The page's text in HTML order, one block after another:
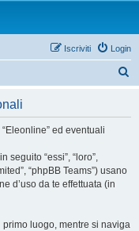
Login
Iscriviti
ed eventuali
seguito “essi”, “loro”,
“phpBB Teams”) usano
d’uso da te effettuata (in
luogo, mentre si naviga